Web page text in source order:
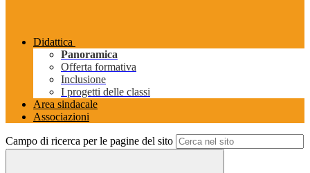
Didattica
Panoramica
Offerta formativa
Inclusione
I progetti delle classi
Area sindacale
Associazioni
Campo di ricerca per le pagine del sito